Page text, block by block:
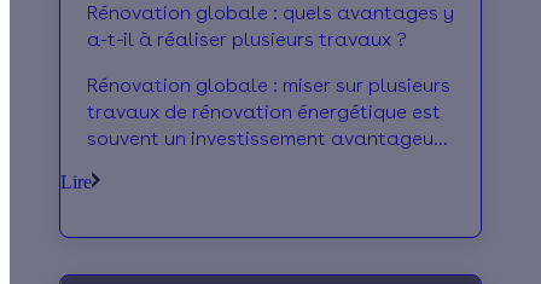
Rénovation globale : quels avantages y
a-t-il à réaliser plusieurs travaux ?
Rénovation globale : miser sur plusieurs
travaux de rénovation énergétique est
souvent un investissement avantageux
Lire